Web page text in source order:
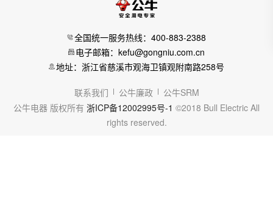
全国统一服务热线：400-883-2388
电子邮箱：kefu@gongniu.com.cn
地址：浙江省慈溪市观海卫镇观附南路258号
联系我们 公牛廉政
公牛SRM
公牛电器 版权所有 浙ICP备12002995号-1 ©2018 Bull Electric All
rights reserved.